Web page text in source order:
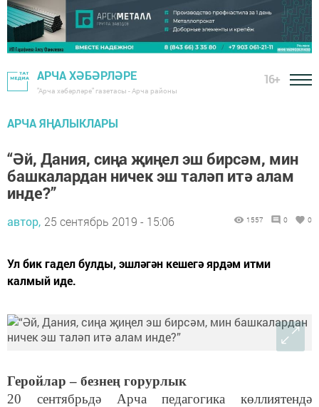
АРЧА ХӘБӘРЛӘРЕ
"Арча хәбәрләре" газетасы - Арча районы
16+
АРЧА ЯҢАЛЫКЛАРЫ
“Әй, Дания, сиңа җиңел эш бирсәм, мин
башкалардан ничек эш таләп итә алам
инде?”
автор, 25 сентябрь 2019 - 15:06 1557 0 0
Ул бик гадел булды, эшләгән кешегә ярдәм итми
калмый иде.
Геройлар – безнең горурлык
20 сентябрьдә Арча педагогика көллиятендә